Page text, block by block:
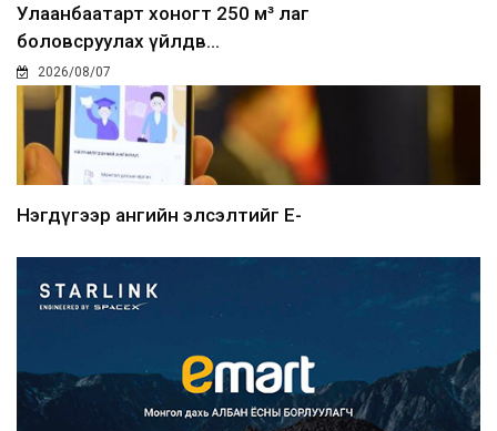
Улаанбаатарт хоногт 250 м³ лаг
боловсруулах үйлдв...
2026/08/07
Нэгдүгээр ангийн элсэлтийг E-
Францад иргэд рүү зөвшөөрөлгүй